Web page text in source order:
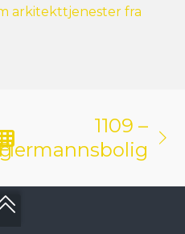
arkitekttjenester fra
1109 –